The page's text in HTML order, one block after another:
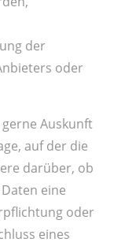
der
oder
Auskunft
auf der die
darüber, ob
eine
oder
eines